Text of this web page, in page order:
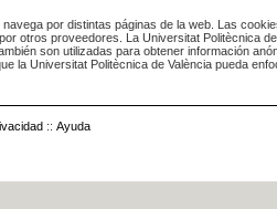
por distintas páginas de la web. Las
otros proveedores. La Universitat Politècnica
son utilizadas para obtener información
la Universitat Politècnica de València pueda
:: Ayuda